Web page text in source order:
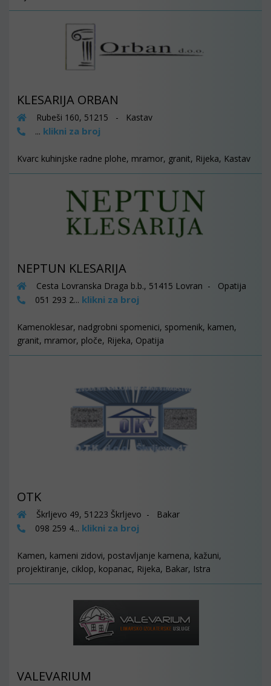
KLESARIJA ORBAN
Rubeši 160, 51215 - Kastav
... klikni za broj
Kvarc kuhinjske radne plohe, mramor, granit, Rijeka, Kastav
NEPTUN KLESARIJA
Cesta Lovranska Draga b.b., 51415 Lovran - Opatija
051 293 2... klikni za broj
Kamenoklesar, nadgrobni spomenici, spomenik, kamen,
granit, mramor, ploče, Rijeka, Opatija
OTK
Škrljevo 49, 51223 Škrljevo - Bakar
098 259 4... klikni za broj
Kamen, kameni zidovi, postavljanje kamena, kažuni,
projektiranje, ciklop, kopanac, Rijeka, Bakar, Istra
VALEVARIUM